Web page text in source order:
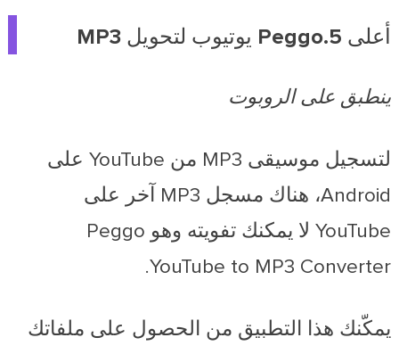
أعلى 5.Peggo يوتيوب لتحويل MP3
ينطبق على الروبوت
لتسجيل موسيقى MP3 من YouTube على
Android، هناك مسجل MP3 آخر على
YouTube لا يمكنك تفويته وهو Peggo
YouTube to MP3 Converter.
يمكّنك هذا التطبيق من الحصول على ملفاتك